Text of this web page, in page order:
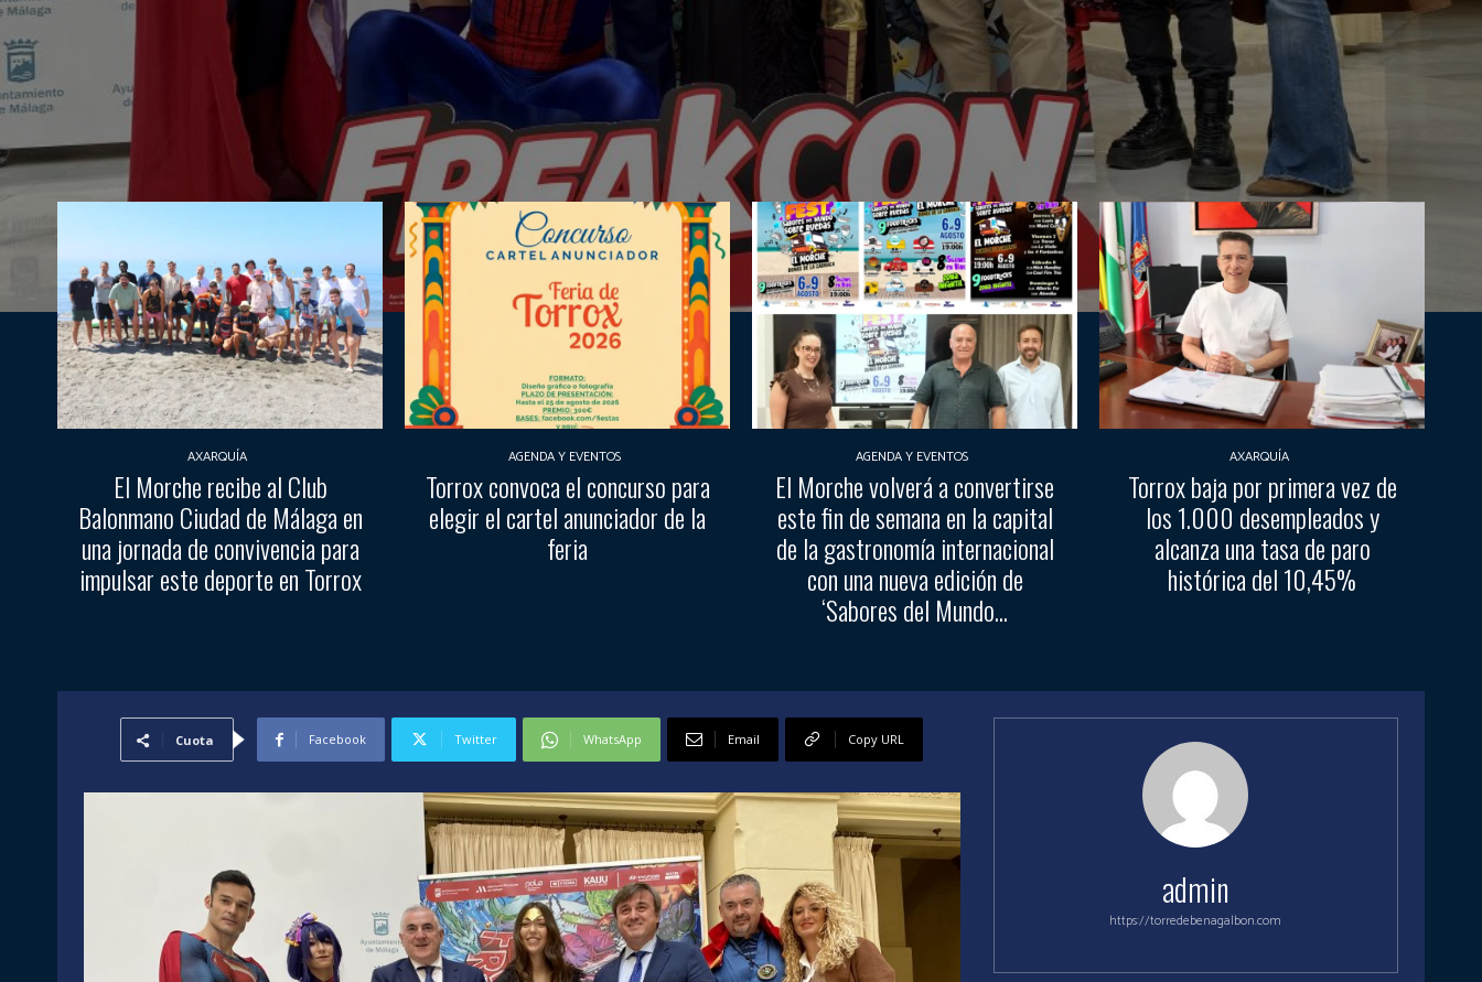
AXARQUÍA
El Morche recibe al Club
Balonmano Ciudad de Málaga en
una jornada de convivencia para
impulsar este deporte en Torrox
AGENDA Y EVENTOS
Torrox convoca el concurso para
elegir el cartel anunciador de la
feria
AGENDA Y EVENTOS
El Morche volverá a convertirse
este fin de semana en la capital
de la gastronomía internacional
con una nueva edición de
‘Sabores del Mundo...
AXARQUÍA
Torrox baja por primera vez de
los 1.000 desempleados y
alcanza una tasa de paro
histórica del 10,45%
Cuota Facebook Twitter WhatsApp Email Copy URL
admin
https://torredebenagalbon.com